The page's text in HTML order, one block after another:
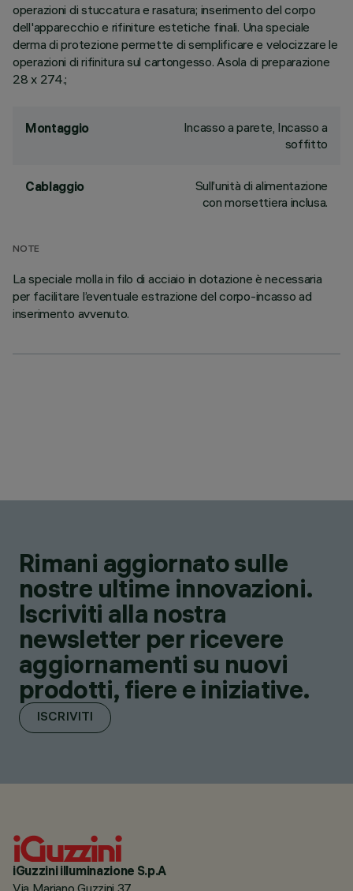
operazioni di stuccatura e rasatura; inserimento del corpo
dell'apparecchio e rifiniture estetiche finali. Una speciale
derma di protezione permette di semplificare e velocizzare le
operazioni di rifinitura sul cartongesso. Asola di preparazione
28 x 274.;
Montaggio
Incasso a parete, Incasso a
soffitto
Cablaggio
Sull’unità di alimentazione
con morsettiera inclusa.
NOTE
La speciale molla in filo di acciaio in dotazione è necessaria
per facilitare l’eventuale estrazione del corpo-incasso ad
inserimento avvenuto.
Rimani aggiornato sulle
nostre ultime innovazioni.
Iscriviti alla nostra
newsletter per ricevere
aggiornamenti su nuovi
prodotti, fiere e iniziative.
ISCRIVITI
iGuzzini illuminazione S.p.A
Via Mariano Guzzini 37